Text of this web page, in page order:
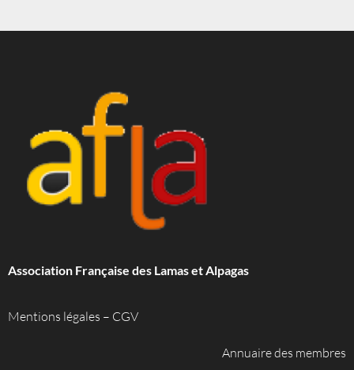
Association Française des Lamas et Alpagas
Mentions légales – CGV
Annuaire des membres